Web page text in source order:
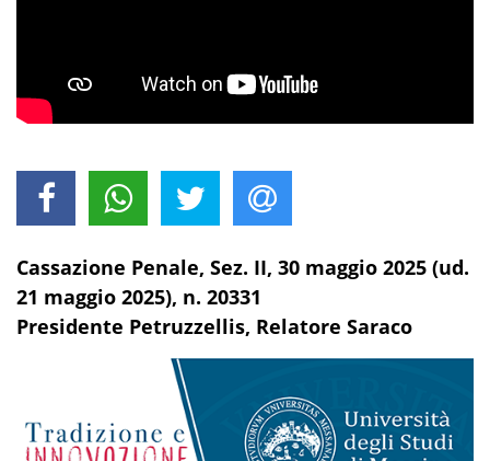
Cassazione Penale, Sez. II, 30 maggio 2025 (ud.
21 maggio 2025), n. 20331
Presidente Petruzzellis, Relatore Saraco